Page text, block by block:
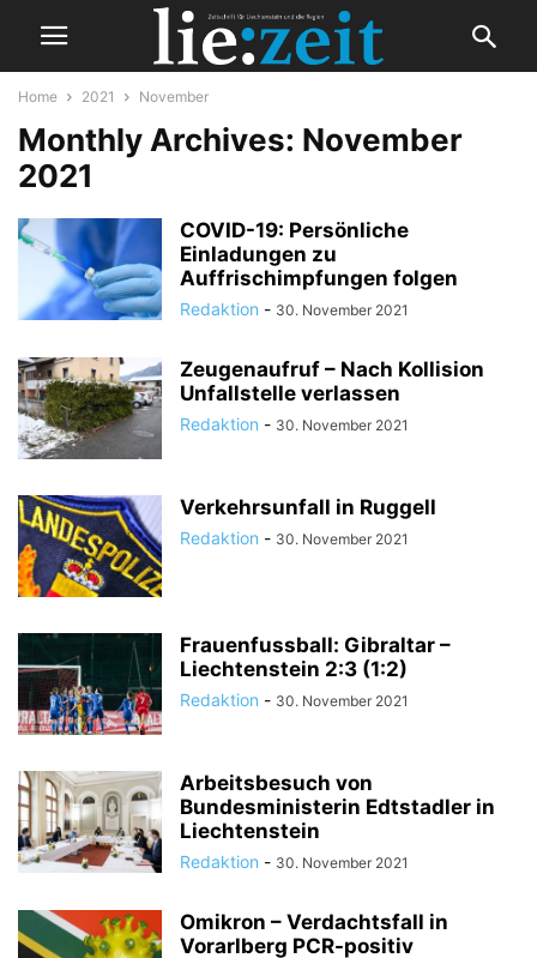
Home 2021 November
Monthly Archives: November
2021
COVID-19: Persönliche
Einladungen zu
Auffrischimpfungen folgen
Redaktion - 30. November 2021
Zeugenaufruf – Nach Kollision
Unfallstelle verlassen
Redaktion - 30. November 2021
Verkehrsunfall in Ruggell
Redaktion - 30. November 2021
Frauenfussball: Gibraltar –
Liechtenstein 2:3 (1:2)
Redaktion - 30. November 2021
Arbeitsbesuch von
Bundesministerin Edtstadler in
Liechtenstein
Redaktion - 30. November 2021
Omikron – Verdachtsfall in
Vorarlberg PCR-positiv